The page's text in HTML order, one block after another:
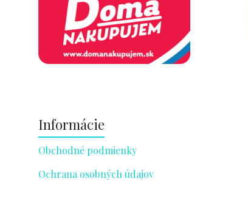
Informácie
Obchodné podmienky
Ochrana osobných údajov